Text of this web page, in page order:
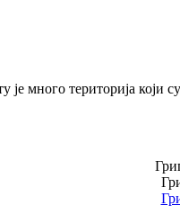
је много територија који